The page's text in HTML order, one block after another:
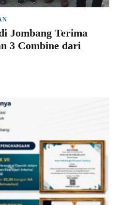
Jombang Terima
3 Combine dari